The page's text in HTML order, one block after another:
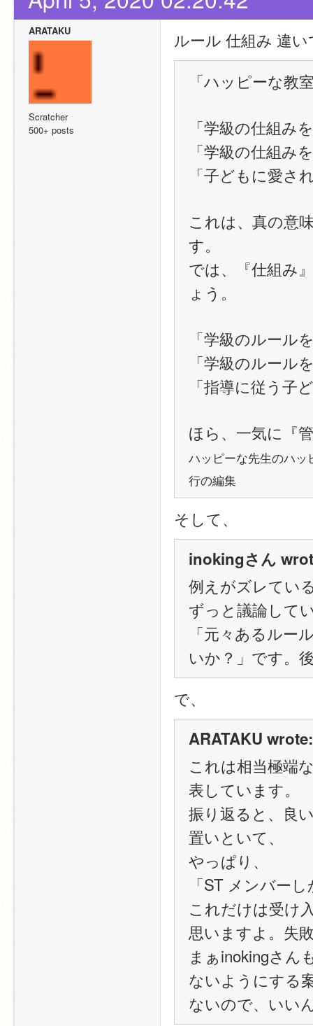
ARATAKU
Scratcher
500+ posts
ルール 仕組み 違
「ハッピーな教
「学級の仕組み
「学級の仕組み
「子どもに愛さ
これは、真の意
す。
では、『仕組み
ょう。
「学級のルール
「学級のルール
「指導に従う子
ほら、一気に『
ハッピーな先生のハ
行の編集
そして、
inokingさん
例えがズレてい
ずっと議論して
「元々あるル
いか？」です。
で、
ARATAKU wrote:
これは相当極端
表しています。
振り返ると、良
置いといて、
やっぱり、
「ST メンバー
これだけは受け
思いますよ。失
まぁinokingさん
ないようにする
ないので、いい